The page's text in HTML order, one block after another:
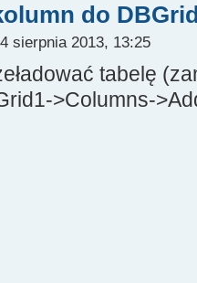
do
sierpnia 2013, 13:25
tabelę
>Columns-